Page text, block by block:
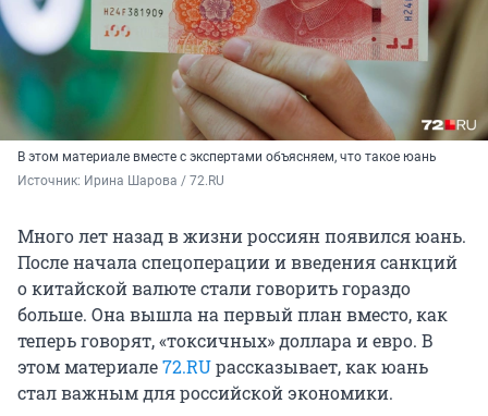
В этом материале вместе с экспертами объясняем, что такое юань
Источник: Ирина Шарова / 72.RU
Много лет назад в жизни россиян появился юань.
После начала спецоперации и введения санкций
о китайской валюте стали говорить гораздо
больше. Она вышла на первый план вместо, как
теперь говорят, «токсичных» доллара и евро. В
этом материале72.RUрассказывает, как юань
стал важным для российской экономики.